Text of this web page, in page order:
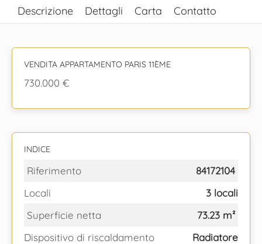
Descrizione Dettagli Carta Contatto
VENDITA APPARTAMENTO PARIS 11ÈME
730.000 €
INDICE
Riferimento
84172104
Locali
3 locali
Superficie netta
73.23 m²
Dispositivo di riscaldamento
Radiatore